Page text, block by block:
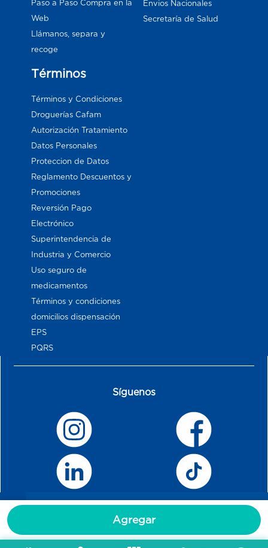
Agregar
Paso a Paso Compra en la
Web
Llámanos, separa y
recoge
Envios Nacionales
Secretaría de Salud
Términos
Términos y Condiciones
Droguerías Cafam
Autorización Tratamiento
Datos Personales
Proteccion de Datos
Reglamento Descuentos y
Promociones
Reversión Pago
Electrónico
Superintendencia de
Industria y Comercio
Uso seguro de
medicamentos
Términos y condiciones
domicilios dispensación
EPS
PQRS
Síguenos